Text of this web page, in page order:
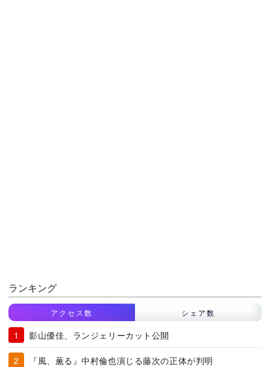
ランキング
アクセス数 シェア数
影山優佳、ランジェリーカット公開
『風、薫る』中村倫也演じる藤次の正体が判明